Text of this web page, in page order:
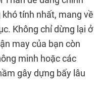
tính nhất, mang về
Không chỉ dừng lại ở
may của bạn còn
minh hoặc các
gây dựng bấy lâu